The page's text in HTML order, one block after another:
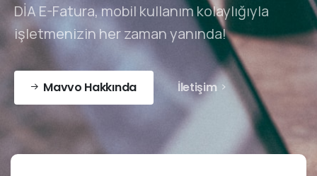
DİA E-Fatura, mobil kullanım kolaylığıyla
işletmenizin her zaman yanında!
Mavvo Hakkında İletişim